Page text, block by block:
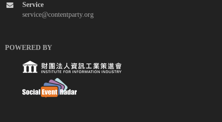
Service
service@contentparty.org
POWERED BY